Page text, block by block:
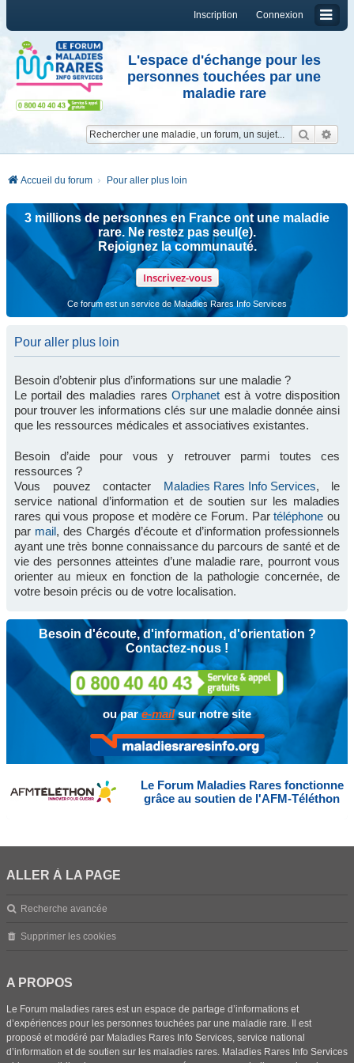
Connexion
Inscription
L'espace d'échange pour les
personnes touchées par une
maladie rare
Accueil du forum Pour aller plus loin
3 millions de personnes en France ont une maladie
rare. Ne restez pas seul(e).
Rejoignez la communauté.
Inscrivez-vous
Ce forum est un service de Maladies Rares Info Services
Pour aller plus loin
Besoin d’obtenir plus d’informations sur une maladie ?
Le portail des maladies raresOrphanet est à votre disposition
pour trouver les informations clés sur une maladie donnée ainsi
que les ressources médicales et associatives existantes.
Besoin d’aide pour vous y retrouver parmi toutes ces
ressources ?
Vous pouvez contacter Maladies Rares Info Services, le
service national d’information et de soutien sur les maladies
rares qui vous propose et modère ce Forum. Partéléphone ou
par mail, des Chargés d’écoute et d’information professionnels
ayant une très bonne connaissance du parcours de santé et de
vie des personnes atteintes d’une maladie rare, pourront vous
orienter au mieux en fonction de la pathologie concernée, de
votre besoin précis ou de votre localisation.
Besoin d'écoute, d'information, d'orientation ?
Contactez-nous !
ou pare-mailsur notre site
Le Forum Maladies Rares fonctionne
grâce au soutien de l'AFM-Téléthon
ALLER À LA PAGE
Recherche avancée
Supprimer les cookies
A PROPOS
Le Forum maladies rares est un espace de partage d’informations et
d’expériences pour les personnes touchées par une maladie rare. Il est
proposé et modéré par Maladies Rares Info Services, service national
d’information et de soutien sur les maladies rares. Maladies Rares Info Services